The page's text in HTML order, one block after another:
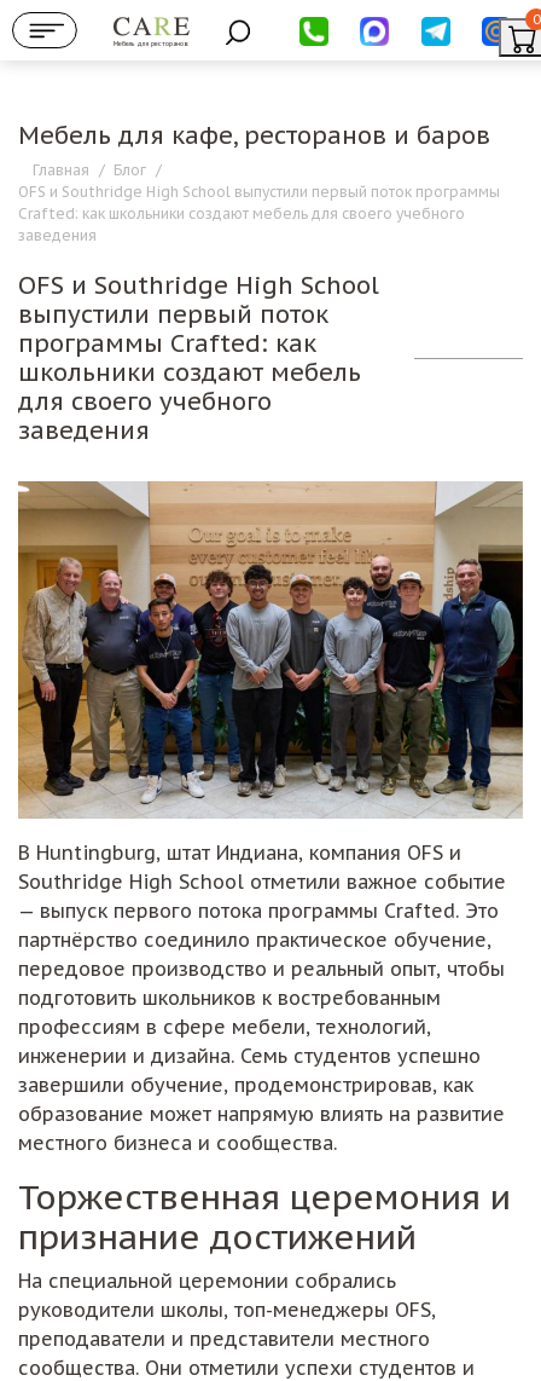
Мебель для ресторанов
0
Мебель для кафе, ресторанов и баров
Главная / Блог /
OFS и Southridge High School выпустили первый поток программы
Crafted: как школьники создают мебель для своего учебного
заведения
OFS и Southridge High School
выпустили первый поток
программы Crafted: как
школьники создают мебель
для своего учебного
заведения
В Huntingburg, штат Индиана, компания OFS и
Southridge High School отметили важное событие
— выпуск первого потока программы Crafted. Это
партнёрство соединило практическое обучение,
передовое производство и реальный опыт, чтобы
подготовить школьников к востребованным
профессиям в сфере мебели, технологий,
инженерии и дизайна. Семь студентов успешно
завершили обучение, продемонстрировав, как
образование может напрямую влиять на развитие
местного бизнеса и сообщества.
Торжественная церемония и
признание достижений
На специальной церемонии собрались
руководители школы, топ-менеджеры OFS,
преподаватели и представители местного
сообщества. Они отметили успехи студентов и